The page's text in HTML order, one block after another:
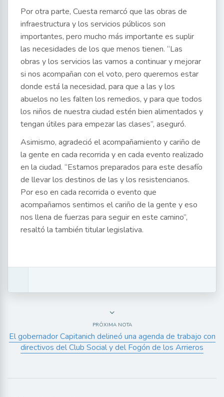
Por otra parte, Cuesta remarcó que las obras de
infraestructura y los servicios públicos son
importantes, pero mucho más importante es suplir
las necesidades de los que menos tienen. “Las
obras y los servicios las vamos a continuar y mejorar
si nos acompañan con el voto, pero queremos estar
donde está la necesidad, para que a las y los
abuelos no les falten los remedios, y para que todos
los niños de nuestra ciudad estén bien alimentados y
tengan útiles para empezar las clases”, aseguró.
Asimismo, agradeció el acompañamiento y cariño de
la gente en cada recorrida y en cada evento realizado
en la ciudad. “Estamos preparados para este desafío
de llevar los destinos de las y los resistencianos.
Por eso en cada recorrida o evento que
acompañamos sentimos el cariño de la gente y eso
nos llena de fuerzas para seguir en este camino”,
resaltó la también titular legislativa.
PRÓXIMA NOTA
El gobernador Capitanich delineó una agenda de trabajo con
directivos del Club Social y del Fogón de los Arrieros